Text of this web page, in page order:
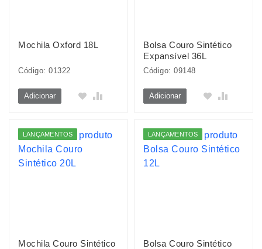
Mochila Oxford 18L
Código: 01322
Adicionar
Bolsa Couro Sintético
Expansível 36L
Código: 09148
Adicionar
LANÇAMENTOS
Mochila Couro Sintético
LANÇAMENTOS
Bolsa Couro Sintético